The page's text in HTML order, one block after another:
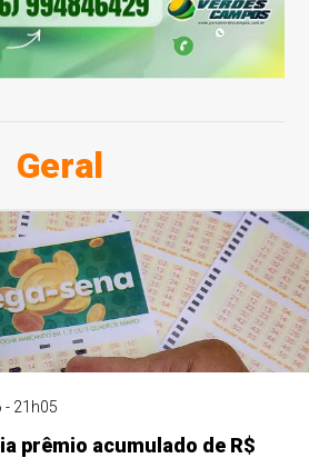
Geral
21h05
prêmio acumulado de R$